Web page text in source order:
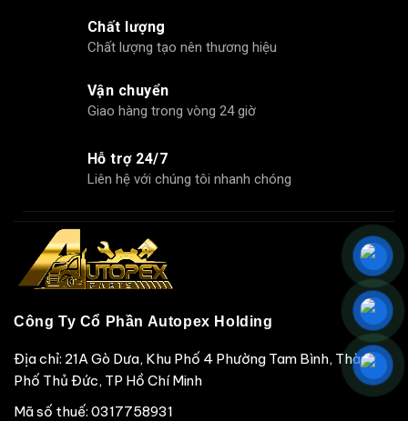
Chất lượng
Chất lượng tạo nên thương hiệu
Vận chuyển
Giao hàng trong vòng 24 giờ
Hỗ trợ 24/7
Liên hệ với chúng tôi nhanh chóng
Công Ty Cổ Phần Autopex Holding
Địa chỉ: 21A Gò Dưa, Khu Phố 4 Phường Tam Bình, Thành
Phố Thủ Đức, TP Hồ Chí Minh
Mã số thuế: 0317758931